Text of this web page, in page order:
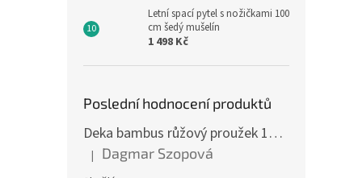
Letní spací pytel s nožičkami 100
cm šedý mušelín
1 498 Kč
Poslední hodnocení produktů
Deka bambus růžový proužek 160 x 200 cm
Hodnocení produktu je 5 z 5 hvězdiček.
| Dagmar Szopová